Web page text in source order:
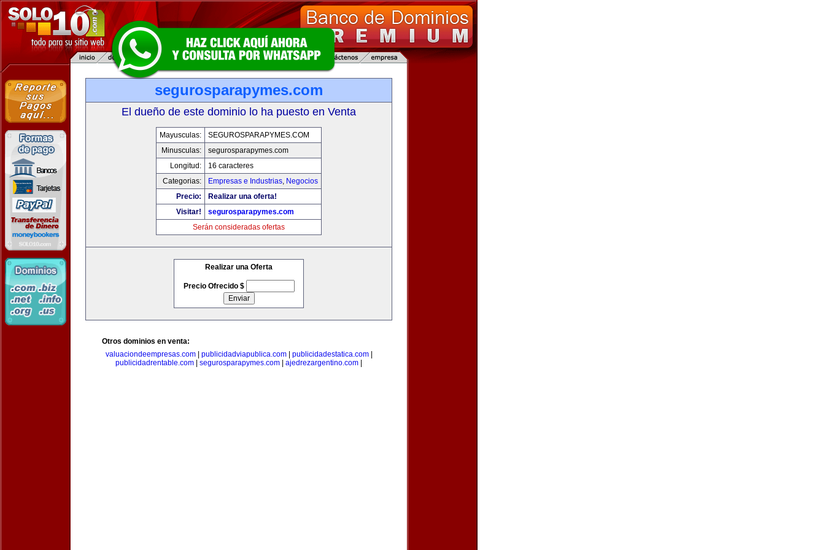
segurosparapymes.com
El dueño de este dominio lo ha puesto en Venta
Mayusculas:
SEGUROSPARAPYMES.COM
Minusculas:
segurosparapymes.com
Longitud:
16 caracteres
Categorias:
Empresas e Industrias, Negocios
Precio:
Realizar una oferta!
Visitar!
segurosparapymes.com
Serán consideradas ofertas
Realizar una Oferta
Precio Ofrecido $
Otros dominios en venta:
valuaciondeempresas.com| publicidadviapublica.com| publicidadestatica.com|
publicidadrentable.com
segurosparapymes.com ajedrezargentino.com